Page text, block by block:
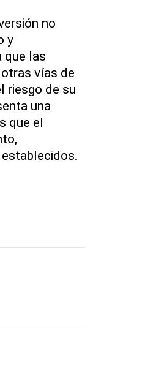
no
y
que las
vías de
riesgo de su
una
que el